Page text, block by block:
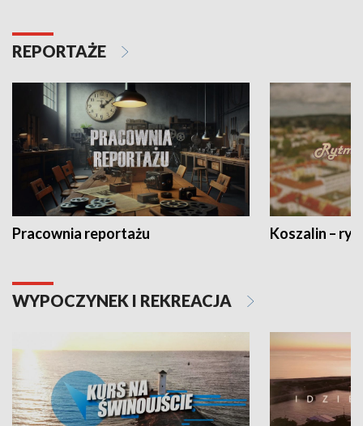
REPORTAŻE
Pracownia reportażu Koszalin –
WYPOCZYNEK I REKREACJA